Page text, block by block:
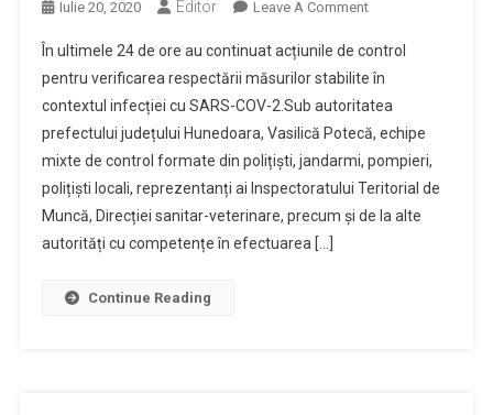
Iulie 20, 2020 Editor Leave A CommentOn
Activităţi
Control
COVID
În ultimele 24 de ore au continuat acțiunile de control
pentru verificarea respectării măsurilor stabilite în
contextul infecției cu SARS-COV-2.Sub autoritatea
prefectului județului Hunedoara, Vasilică Potecă, echipe
mixte de control formate din polițiști, jandarmi, pompieri,
polițiști locali, reprezentanți ai Inspectoratului Teritorial de
Muncă, Direcției sanitar-veterinare, precum și de la alte
autorități cu competențe în efectuarea […]
Continue Reading